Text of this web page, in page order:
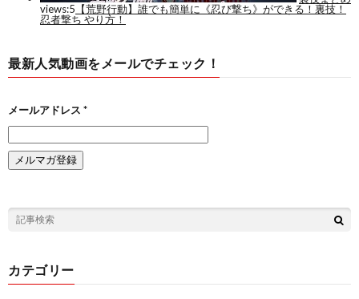
最新人気動画をメールでチェック！
メールアドレス *
カテゴリー